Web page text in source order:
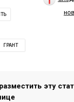
ГРАНТ
эту